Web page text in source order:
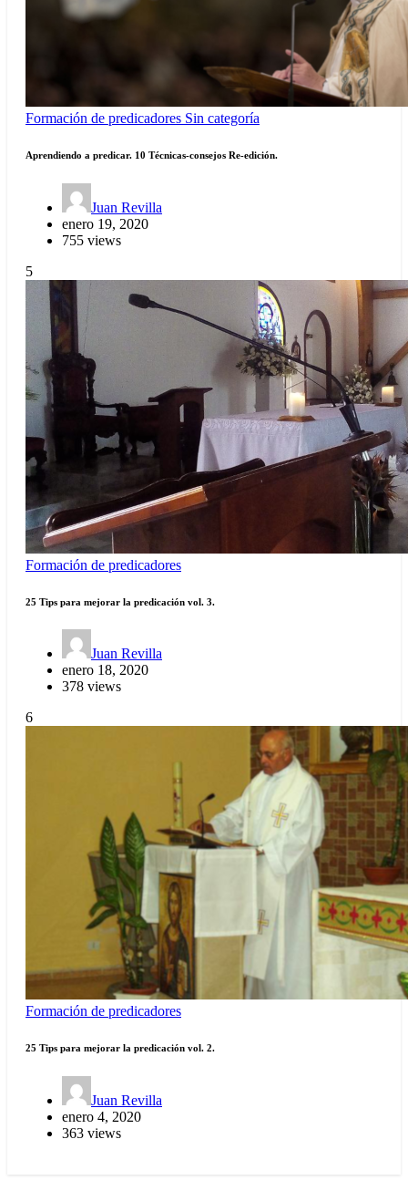
Formación de predicadores Sin categoría
Aprendiendo a predicar. 10 Técnicas-consejos Re-edición.
Juan Revilla
enero 19, 2020
755 views
5
Formación de predicadores
25 Tips para mejorar la predicación vol. 3.
Juan Revilla
enero 18, 2020
378 views
6
Formación de predicadores
25 Tips para mejorar la predicación vol. 2.
Juan Revilla
enero 4, 2020
363 views